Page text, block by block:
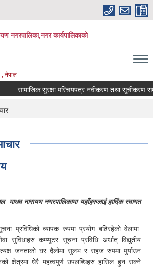
नगरपालिका,नगर कार्यपालिकाको
नेपाल
सामाजिक सुरक्षा परिचयपत्र नवीकरण तथा सूचीकरण
नारायण नगरपालिकामा यहाँहरुलाई हार्दिक स्वागत
प्रविधिको व्यापक रुपमा प्रयोग बढिरहेको वेलामा
सुविधाहरु कम्प्यूटर सूचना प्रविधि अर्थात् विद्युतीय
जनताको घर दैलोमा सुलभ र सहज रुपमा पुर्याउन
क्षेत्रमा धेरै महत्वपुर्ण उपलब्धिहरु हासिल हुन सक्ने